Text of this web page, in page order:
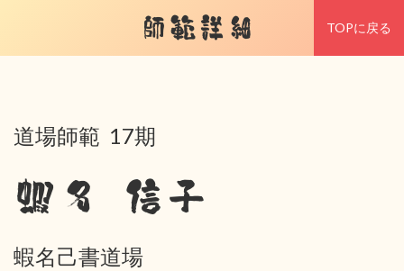
師範詳細 TOPに戻る
道場師範 17期
蝦名 信子
蝦名己書道場